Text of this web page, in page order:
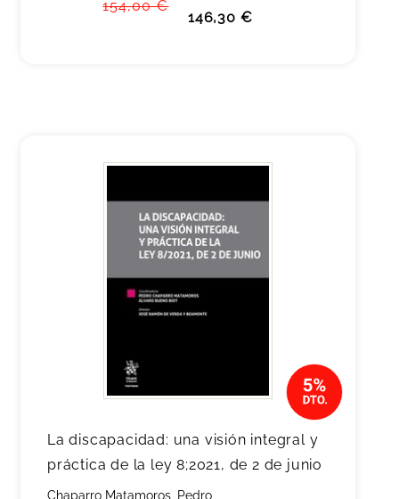
154,00 €
146,30 €
La discapacidad: una visión integral y
práctica de la ley 8;2021, de 2 de junio
Chaparro Matamoros, Pedro